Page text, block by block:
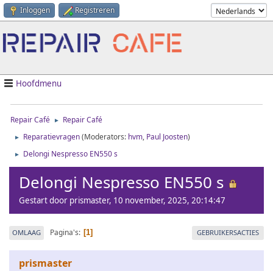
Inloggen Registreren
Hoofdmenu
Repair Café ► Repair Café
► Reparatievragen(Moderators: hvm, Paul Joosten)
► Delongi Nespresso EN550 s
Delongi Nespresso EN550 s
Gestart door prismaster, 10 november, 2025, 20:14:47
OMLAAG Pagina's 1 GEBRUIKERSACTIES
prismaster